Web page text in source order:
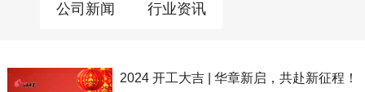
公司新闻 行业资讯
2024 开工大吉 | 华章新启，共赴新征程！